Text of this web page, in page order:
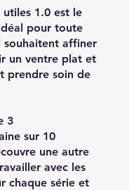
1.0 est le
pour toute
souhaitent affiner
un ventre plat et
prendre soin de
3
sur 10
une autre
avec les
chaque série et